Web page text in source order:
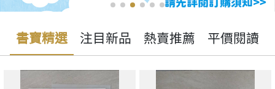
書寶精選 注目新品 熱賣推薦 平價閱讀